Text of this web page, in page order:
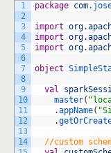
1
2
3
4
5
6
7
8
9
10
11
12
13
14
package com.
import org.
import org.
import org.
object
val
master(
.appName(
.
//custom